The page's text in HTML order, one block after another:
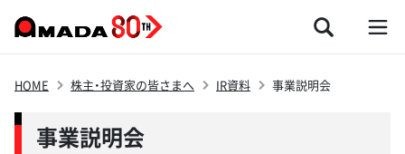
HOME 株主・投資家の皆さまへ IR資料 事業説明会
事業説明会